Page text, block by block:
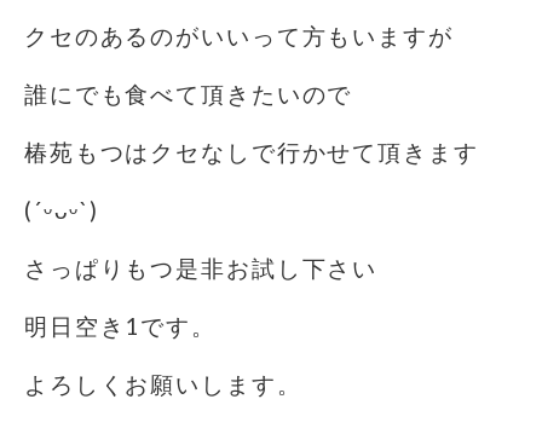
クセのあるのがいいって方もいますが
誰にでも食べて頂きたいので
椿苑もつはクセなしで行かせて頂きます
(´ᵕᴗᵕ`)
さっぱりもつ是非お試し下さい
明日空き1です。
よろしくお願いします。